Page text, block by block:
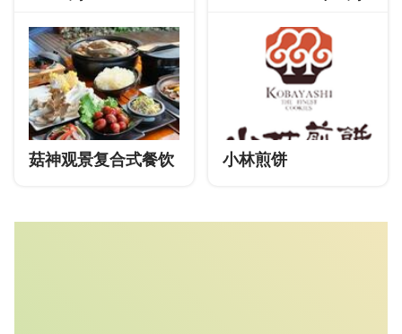
菇神观景复合式餐饮 小林煎饼